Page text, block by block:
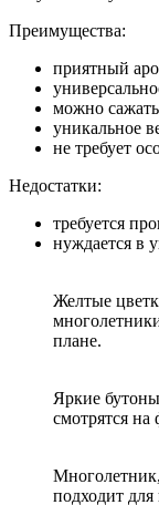
Преимущества:
приятный
можно
уникальное
не требует
Недостатки:
требуется
нуждается в
Желтые
плане.
Яркие
смотрятся на
подходит